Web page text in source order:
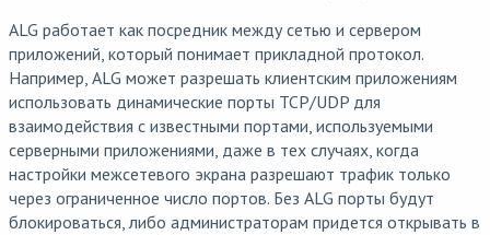
ALG работает как посредник между сетью и сервером
приложений, который понимает прикладной протокол.
Например, ALG может разрешать клиентским приложениям
использовать динамические порты TCP/UDP для
взаимодействия с известными портами, используемыми
серверными приложениями, даже в тех случаях, когда
настройки межсетевого экрана разрешают трафик только
через ограниченное число портов. Без ALG порты будут
блокироваться, либо администраторам придется открывать в